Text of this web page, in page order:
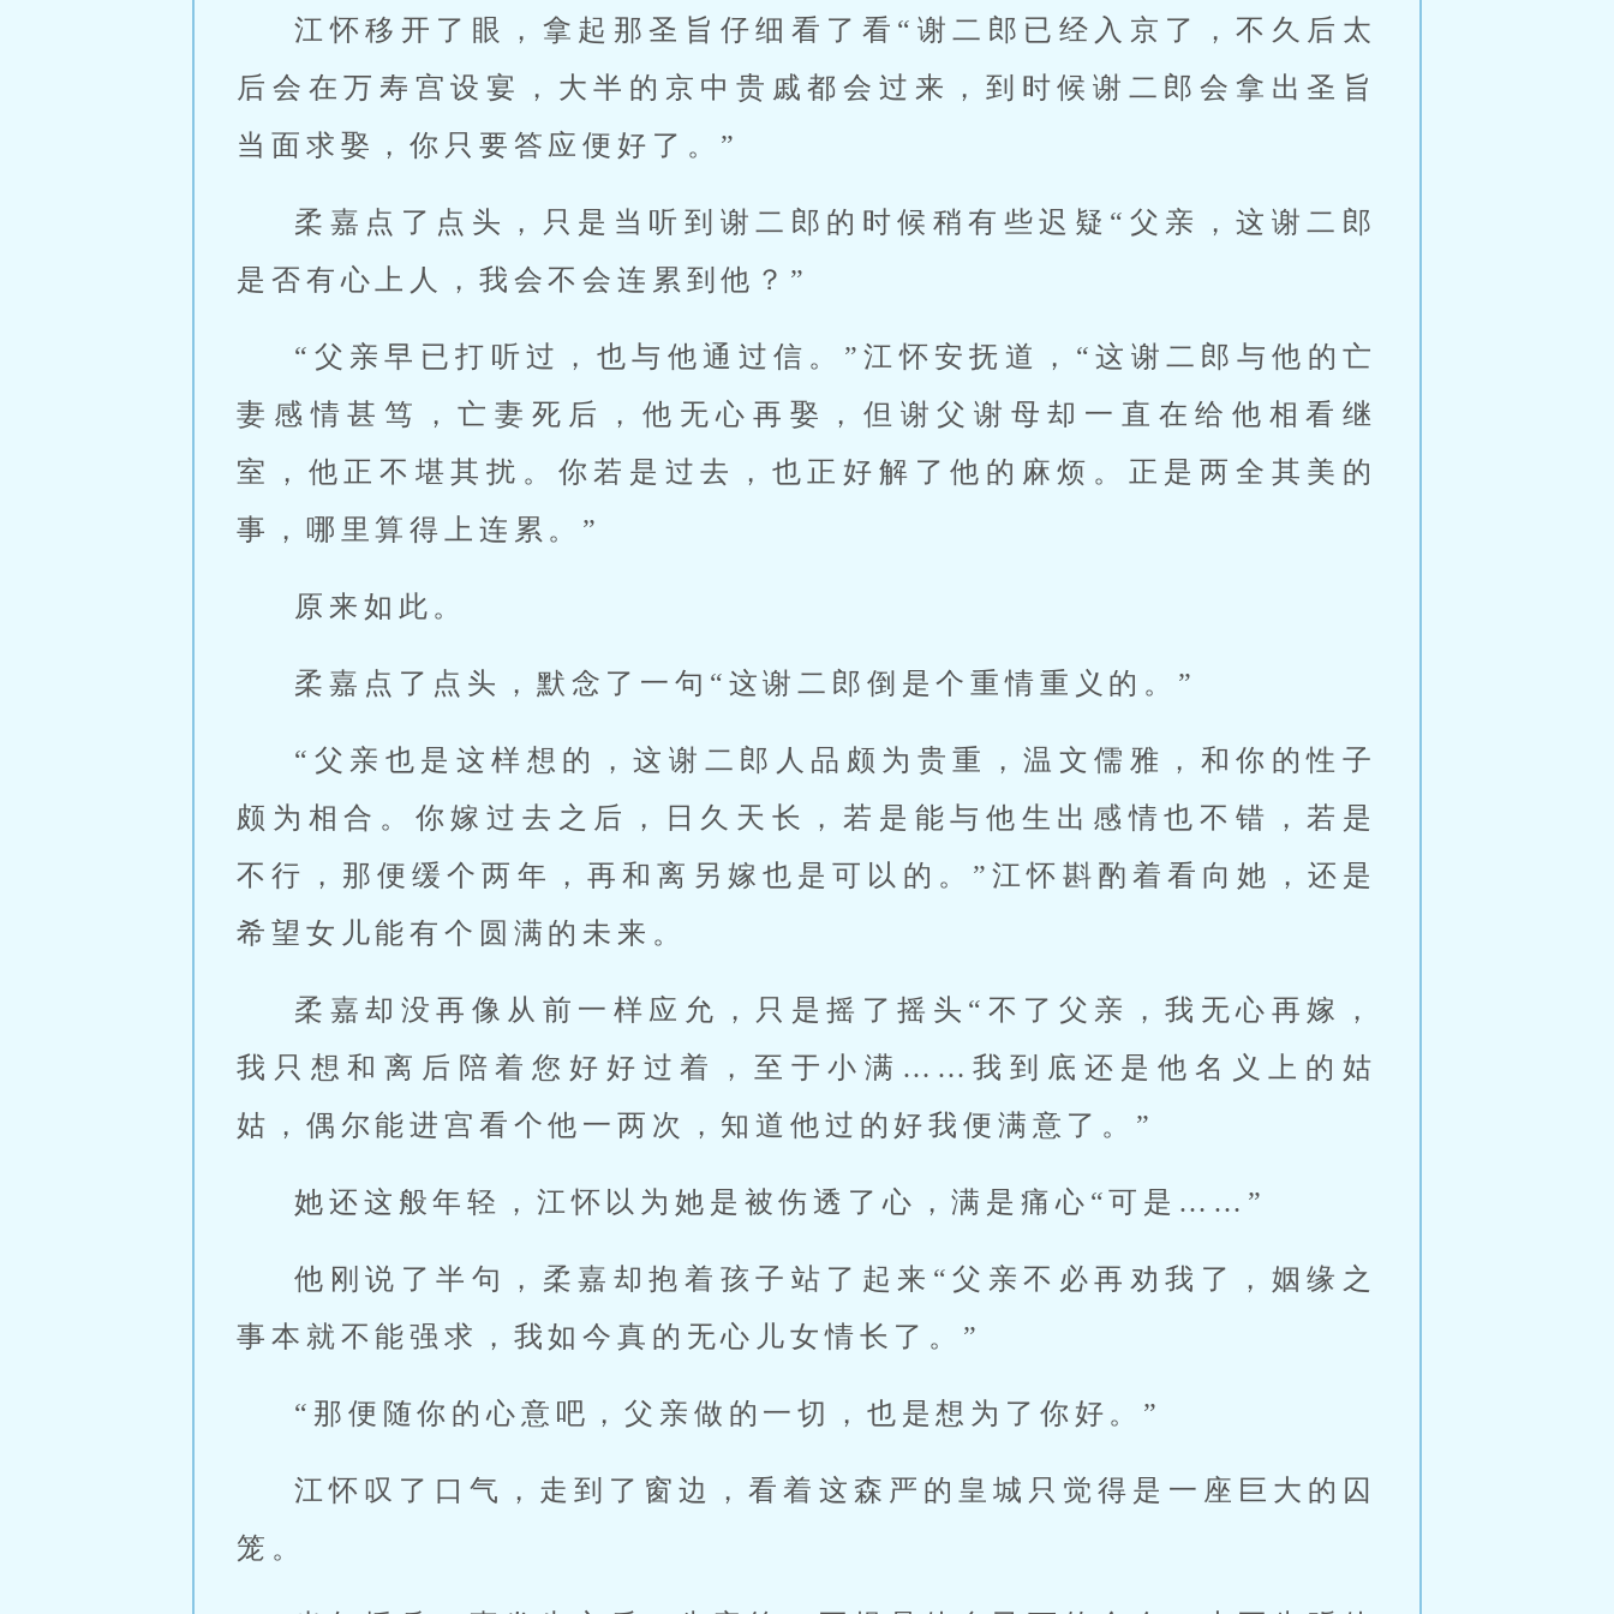
江怀移开了眼，拿起那圣旨仔细看了看“谢二郎已经入京了，不久后太
后会在万寿宫设宴，大半的京中贵戚都会过来，到时候谢二郎会拿出圣旨
当面求娶，你只要答应便好了。”
柔嘉点了点头，只是当听到谢二郎的时候稍有些迟疑“父亲，这谢二郎
是否有心上人，我会不会连累到他？”
“父亲早已打听过，也与他通过信。”江怀安抚道，“这谢二郎与他的亡
妻感情甚笃，亡妻死后，他无心再娶，但谢父谢母却一直在给他相看继
室，他正不堪其扰。你若是过去，也正好解了他的麻烦。正是两全其美的
事，哪里算得上连累。”
原来如此。
柔嘉点了点头，默念了一句“这谢二郎倒是个重情重义的。”
“父亲也是这样想的，这谢二郎人品颇为贵重，温文儒雅，和你的性子
颇为相合。你嫁过去之后，日久天长，若是能与他生出感情也不错，若是
不行，那便缓个两年，再和离另嫁也是可以的。”江怀斟酌着看向她，还是
希望女儿能有个圆满的未来。
柔嘉却没再像从前一样应允，只是摇了摇头“不了父亲，我无心再嫁，
我只想和离后陪着您好好过着，至于小满……我到底还是他名义上的姑
姑，偶尔能进宫看个他一两次，知道他过的好我便满意了。”
她还这般年轻，江怀以为她是被伤透了心，满是痛心“可是……”
他刚说了半句，柔嘉却抱着孩子站了起来“父亲不必再劝我了，姻缘之
事本就不能强求，我如今真的无心儿女情长了。”
“那便随你的心意吧，父亲做的一切，也是想为了你好。”
江怀叹了口气，走到了窗边，看着这森严的皇城只觉得是一座巨大的囚
笼。